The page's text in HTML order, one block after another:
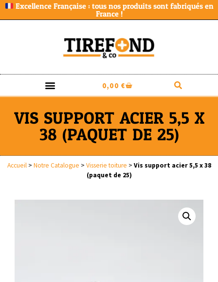
Excellence Française : tous nos produits sont fabriqués en
France !
0,00 €
VIS SUPPORT ACIER 5,5 X
38 (PAQUET DE 25)
Accueil> Notre Catalogue > Visserie toiture > Vis support acier 5,5 x 38
(paquet de 25)